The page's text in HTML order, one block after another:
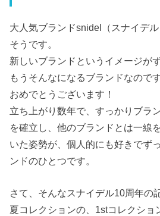
大人気ブランドsnidel（スナイデ
そうです。
新しいブランドというイメージが
もうそんなになるブランドなのです
おめでとうございます！
立ち上がり数年で、すっかりブラ
を確立し、他のブランドとは一線
いた姿勢が、個人的にも好きでず
ンドのひとつです。
さて、そんなスナイデル10周年の
夏コレクションの、1stコレクショ